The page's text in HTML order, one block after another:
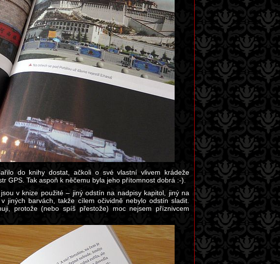
do knihy dostat, ačkoli o své vlastní vlivem krádeže
GPS. Tak aspoň k něčemu byla jeho přítomnost dobrá :-).
v knize použité – jiný odstín na nadpisy kapitol, jiný na
barvách, takže cílem očividně nebylo odstín sladit.
protože (nebo spíš přestože) moc nejsem příznivcem